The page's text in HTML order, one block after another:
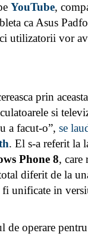
YouTube,
ca Asus
utilizatorii vor
prin
si
a facut-o”, se
. El s-a referit la
Phone 8, care
diferit de la
unificate in
operare